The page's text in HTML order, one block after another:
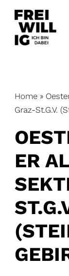
content
Home »
Graz-St.G.V.
ER